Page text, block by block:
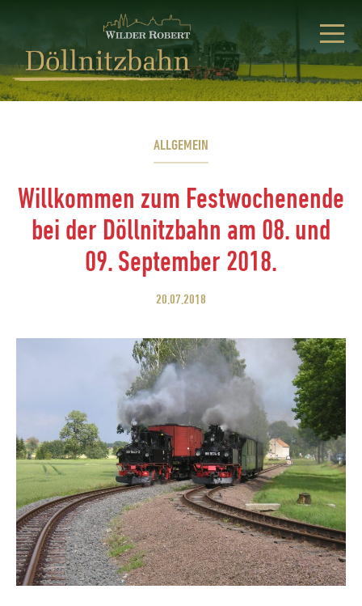
ALLGEMEIN
Willkommen zum Festwochenende
bei der Döllnitzbahn am 08. und
09. September 2018.
20.07.2018